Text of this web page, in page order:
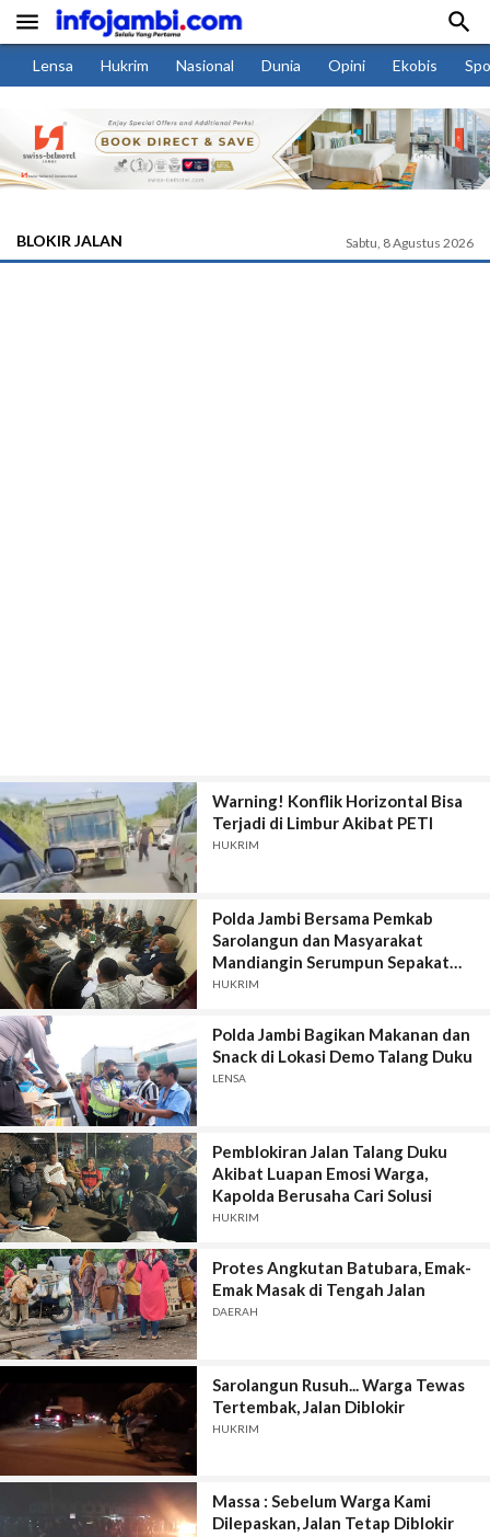
 
Lensa Hukrim Nasional Dunia Opini Ekobis
BLOKIR JALAN Sabtu, 8 Agustus 2026
Warning! Konflik Horizontal Bisa
Terjadi di Limbur Akibat PETI
HUKRIM
Polda Jambi Bersama Pemkab
Sarolangun dan Masyarakat
Mandiangin Serumpun Sepakat
Damai
HUKRIM
Polda Jambi Bagikan Makanan dan
Snack di Lokasi Demo Talang Duku
LENSA
Pemblokiran Jalan Talang Duku
Akibat Luapan Emosi Warga,
Kapolda Berusaha Cari Solusi
HUKRIM
Protes Angkutan Batubara, Emak-
Emak Masak di Tengah Jalan
DAERAH
Sarolangun Rusuh... Warga Tewas
Tertembak, Jalan Diblokir
HUKRIM
Massa : Sebelum Warga Kami
Dilepaskan, Jalan Tetap Diblokir